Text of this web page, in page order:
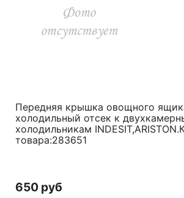
Передняя крышка овощного
холодильный отсек к
холодильникам
товара:283651
650 руб